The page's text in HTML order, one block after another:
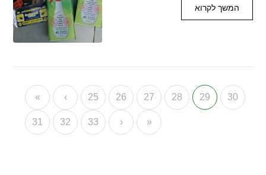
המשך לקרוא
« ‹ 25 26 27 28 29 30
31 32 33 › »